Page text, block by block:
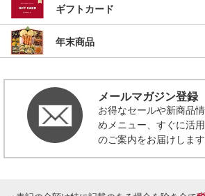
ギフトカード
年末商品
メールマガジン登録
お得なセールや新商品
めメニュー、すぐに活
のご案内をお届けします